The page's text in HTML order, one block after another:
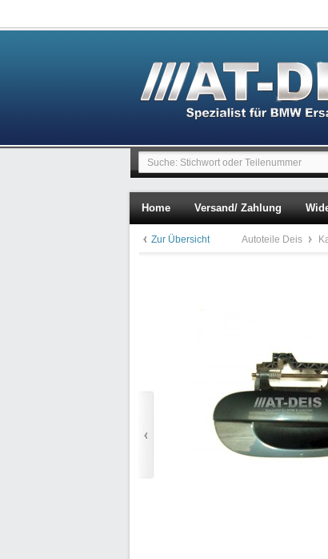
Home Versand/ Zahlung
Zur Übersicht Autoteile Deis